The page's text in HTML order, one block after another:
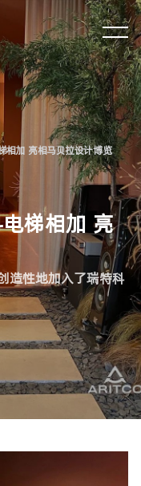
CN
相加 亮相马贝拉设计博览
梯相加 亮
造性地加入了瑞特科